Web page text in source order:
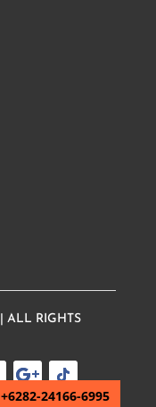
| ALL RIGHTS
+6282-24166-6995